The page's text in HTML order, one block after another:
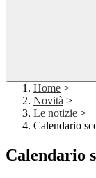
Home >
Novità >
Le notizie >
Calendario
Calendario